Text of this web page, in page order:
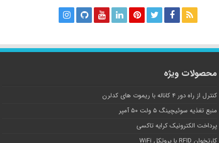
محصولات ویژه
کنترل از راه دور ۴ کاناله با ریموت های کدلرن
منبع تغذیه سوئیچینگ ۵ ولت ۵۰ آمپر
پرداخت الکترونیک کرایه تاکسی
کارتخوان RFID با پروتکل WiFi